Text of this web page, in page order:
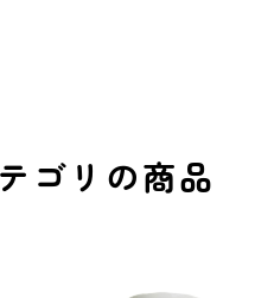
ゴリの商品